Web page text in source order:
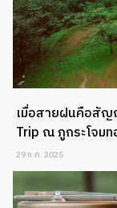
เมื่อสายฝนคือสั
Trip ณ ภูกระโจม
29 ก.ค. 2025